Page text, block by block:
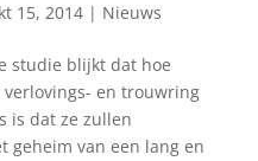
15, 2014| Nieuws
studie blijkt dat hoe
en trouwring
is dat ze zullen
geheim van een lang en